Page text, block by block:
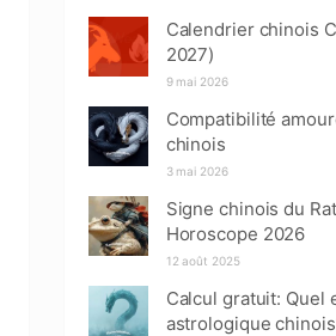
Calendrier chinois
2027)
9 mai 2026
Compatibilité
chinois
3 mai 2026
Signe chinois du
Horoscope 2026
12 août 2025
Calcul gratuit: Quel
astrologique